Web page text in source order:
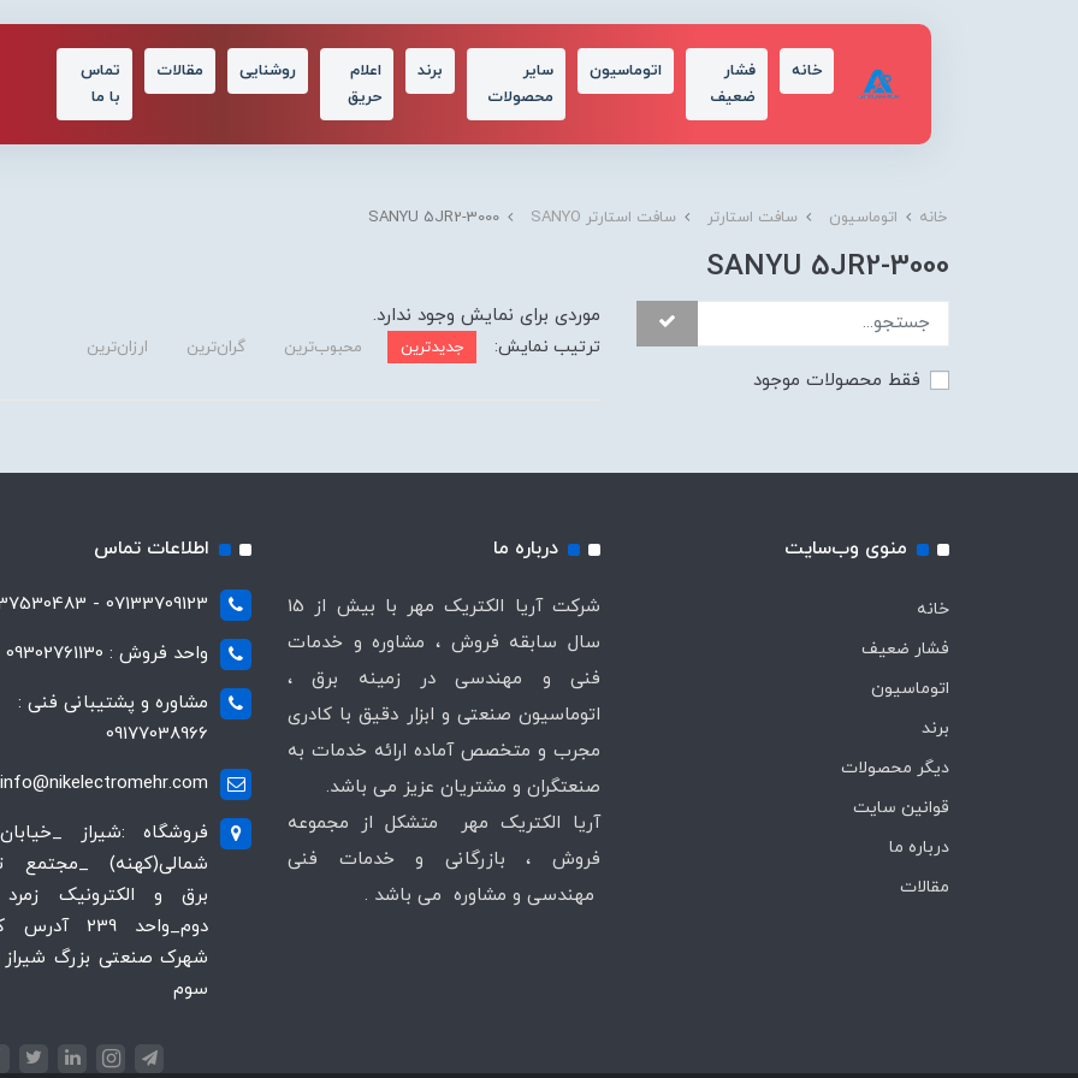
خانه
فشار
ضعیف
اتوماسیون
سایر
محصولات
برند
اعلام
حریق
روشنایی مقالات
تماس
با ما
خانه اتوماسیون سافت استارتر سافت استارتر SANYO SANYU 5JR2-3000
SANYU 5JR2-3000
فقط محصولات موجود
موردی برای نمایش وجود ندارد.
ترتیب نمایش: جدیدترین محبوب‌ترین گران‌ترین ارزان‌ترین
منوی وب‌سایت
خانه
فشار ضعیف
اتوماسیون
برند
دیگر محصولات
قوانین سایت
درباره ما
مقالات
درباره ما
شرکت آریا الکتریک مهر با بیش از 15
سال سابقه فروش ، مشاوره و خدمات
فنی و مهندسی در زمینه برق ،
اتوماسیون صنعتی و ابزار دقیق با کادری
مجرب و متخصص آماده ارائه خدمات به
صنعتگران و مشتریان عزیز می باشد.
آریا الکتریک مهر متشکل از مجموعه
فروش ، بازرگانی و خدمات فنی
مهندسی و مشاوره می باشد .
اطلاعات تماس
07133709123 - 07137530483
واحد فروش : 09302761130
مشاوره و پشتیبانی فنی :
09177038966
info@nikelectromehr.com
فروشگاه :شیراز
شمالی(کهنه)
برق و الکترونیک
دوم_واحد 239
شهرک صنعتی بزرگ شیراز
سوم